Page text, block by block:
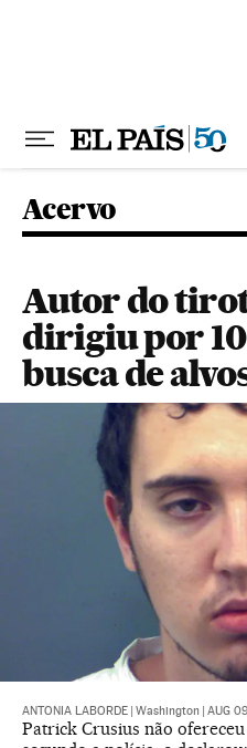
Acervo
Autor do
dirigiu por
busca de
ANTONIA LABORDE Washington AUG
Patrick Crusius não